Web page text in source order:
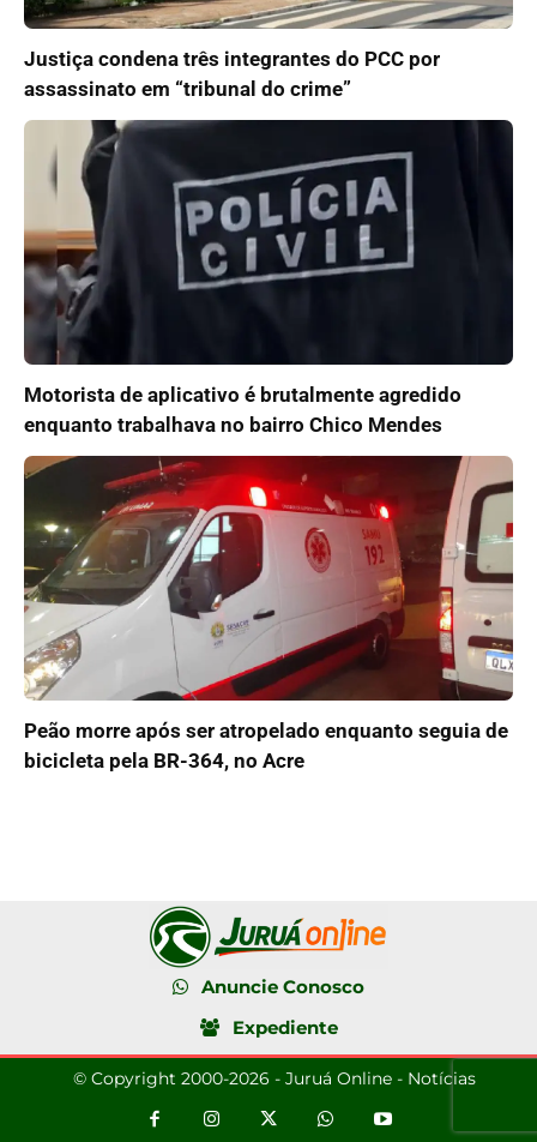
Justiça condena três integrantes do PCC por
assassinato em “tribunal do crime”
Motorista de aplicativo é brutalmente agredido
enquanto trabalhava no bairro Chico Mendes
Peão morre após ser atropelado enquanto seguia de
bicicleta pela BR-364, no Acre
Anuncie Conosco
Expediente
© Copyright 2000-2026 - Juruá Online - Notícias